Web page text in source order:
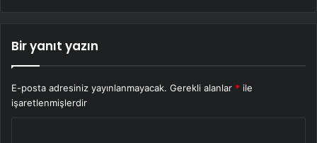
Bir yanıt yazın
E-posta adresiniz yayınlanmayacak. Gerekli alanlar * ile
işaretlenmişlerdir